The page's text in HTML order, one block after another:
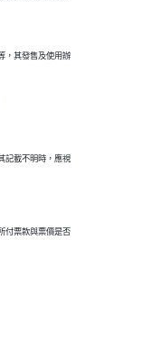
，其發售及使用辦
記載不明時，應視
付票款與票價是否